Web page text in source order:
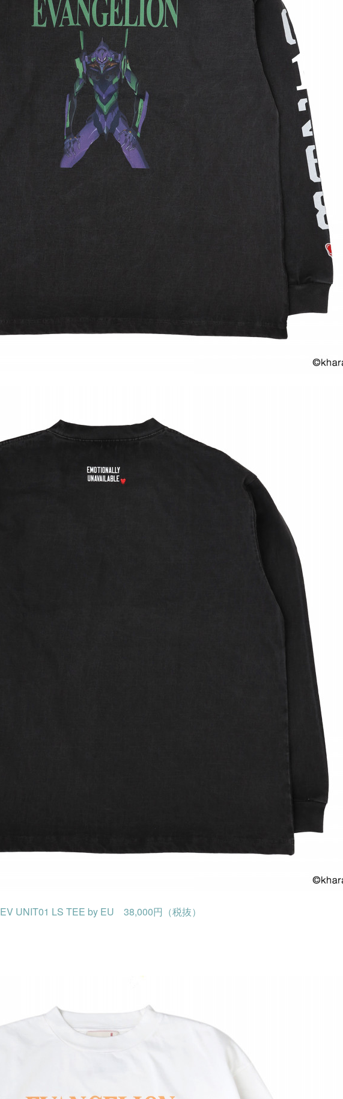
EV UNIT01 LS TEE by EU 38,000円（税抜）